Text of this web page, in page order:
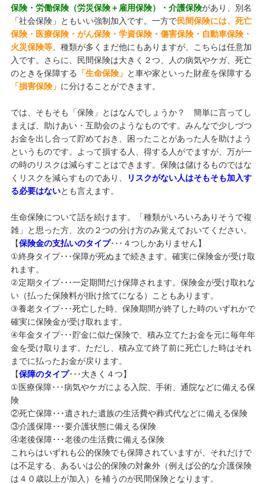
保険・労働保険（労災保険＋雇用保険）・介護保険があり、別名
「社会保険」ともいい強制加入です。一方で民間保険には、死亡
保険・医療保険・がん保険・学資保険・傷害保険・自動車保険・
火災保険等、 種類が多くまだ他にもありますが、こちらは任意加
入です。さらに、民間保険は大きく２つ、人の病気やケガ、死亡
のときを保障する
「生命保険」 と車や家といった財産を保障する
「損害保険」 に分けることができます。
では、そもそも「保険」とはなんでしょうか？ 簡単に言ってし
まえば、助けあい・互助会のようなものです。みんなで少しづつ
お金を出し合って貯めておき、困ったことがあった人を助けよう
というものです。よって損する人、得する人がでますが、万が一
の時のリスクは減らすことはできます。保険は儲けるものではな
くリスクを減らすものであり、
リスクがない人はそもそも加入す
る必要はないとも言えます。
生命保険について話を続けます。「種類がいろいろありそうで複
雑」と思った方、次の２つの分け方のみ覚えておいてください。
【保険金の支払いのタイプ･･･４つしかありません】
①終身タイプ･･･保障が死ぬまで続きます。確実に保険金が受け取
れます。
②定期タイプ･･･一定期間だけ保障されます。保険金が受け取れな
い（払った保険料が掛け捨てになる）こともあります。
③養老タイプ･･･死亡した時、保険期間が終了した時のいずれかで
確実に保険金が受け取れます。
④年金タイプ･･･貯金に似た保険で、積み立てたお金を元に毎年年
金を受け取ります。ただし、積み立て終了前に死亡した時はそれ
までに払ったお金が戻ります。
【保障のタイプ･･･大きく４つ】
①医療保障･･･病気やケガによる入院、手術、通院などに備える保
険
②死亡保障･･･遺された遺族の生活費や葬式代などに備える保険
③介護保障･･･要介護状態に備える保険
④老後保障･･･老後の生活費に備える保険
これらはいずれも公的保険でも保障されていますが、それだけで
は不足する、あるいは公的保険の対象外（例えば公的な介護保険
は４０歳以上が加入）を補うのが民間保険となります。